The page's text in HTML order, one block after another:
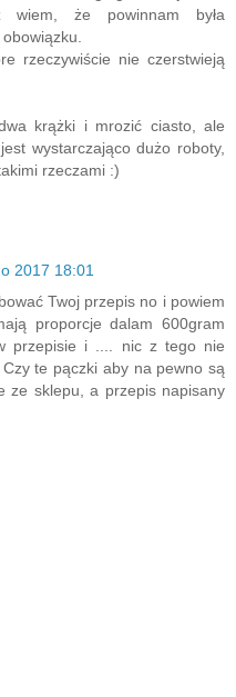
wiem, że powinnam była
rzeczywiście nie czerstwieją
krążki i mrozić ciasto, ale
wystarczająco dużo roboty,
rzeczami :)
2017 18:01
Twoj przepis no i powiem
proporcje dalam 600gram
przepisie i .... nic z tego nie
Czy te pączki aby na pewno są
ze sklepu, a przepis napisany